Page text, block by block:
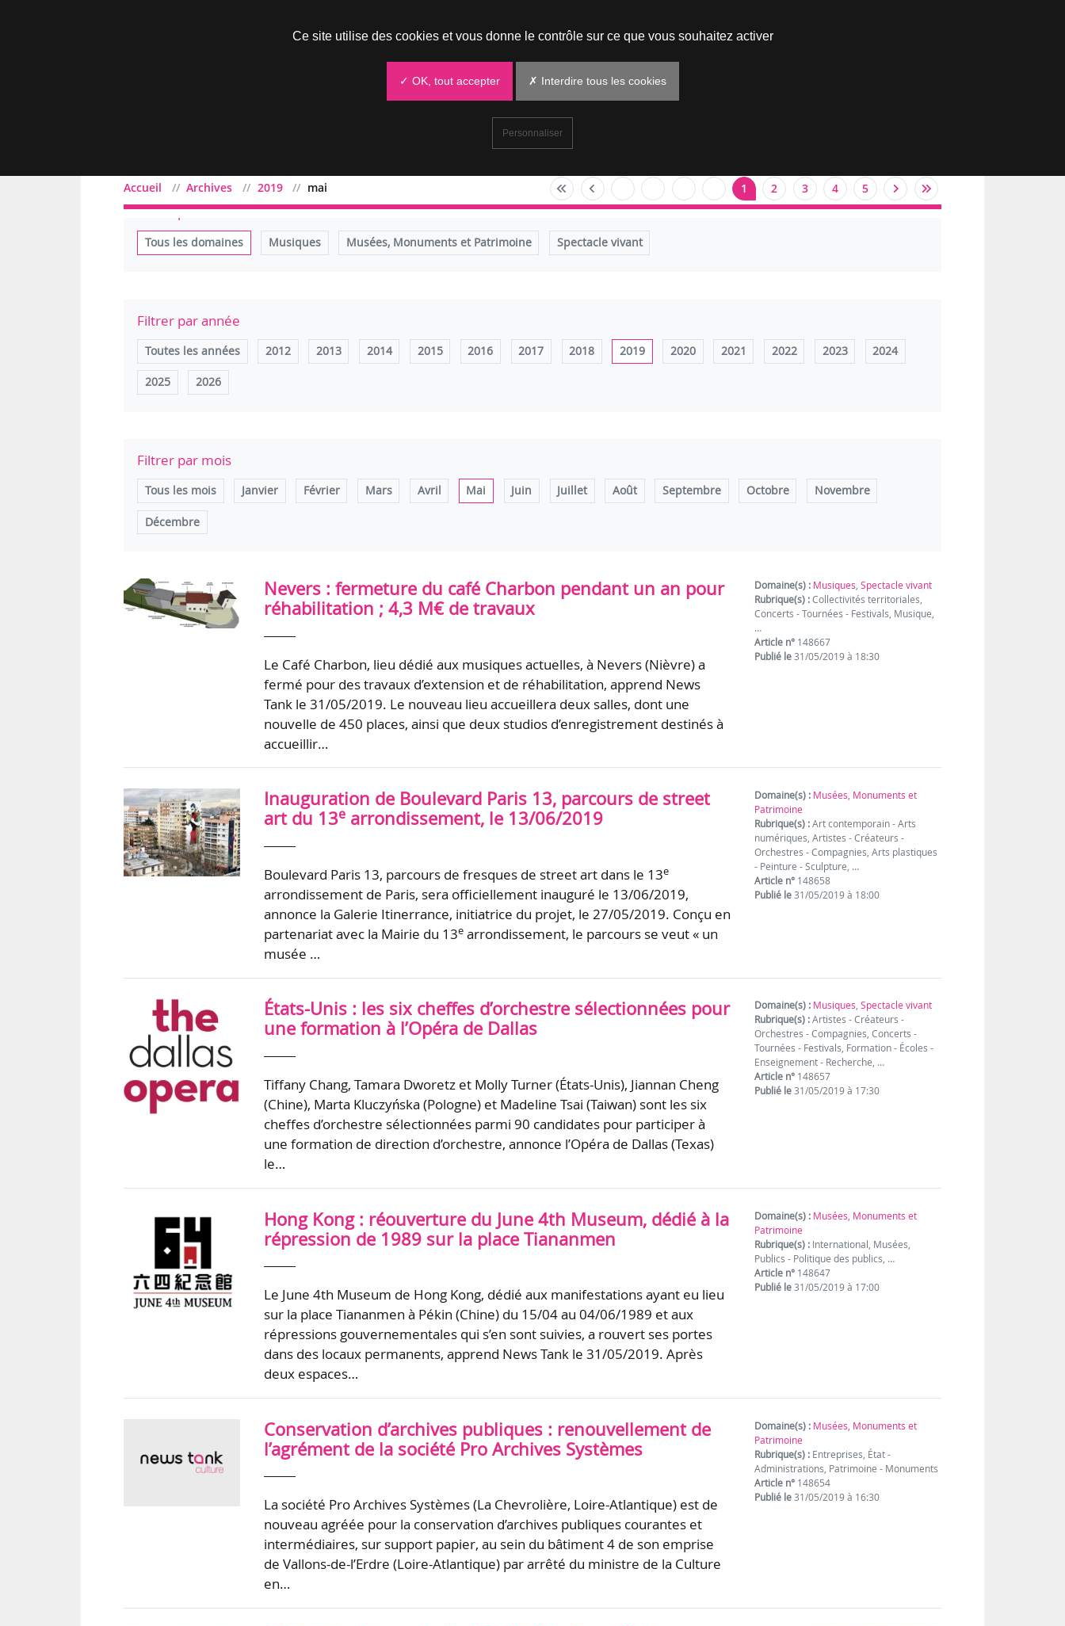
Accueil Archives 2019 mai 1 2 3 4 5
Filtrer par domaine
Tous les domaines Musiques Musées, Monuments et Patrimoine Spectacle vivant
Filtrer par année
Toutes les années 2012 2013 2014 2015 2016 2017 2018 2019 2020 2021 2022 2023 2024
2025 2026
Filtrer par mois
Tous les mois Janvier Février Mars Avril Mai Juin Juillet Août Septembre Octobre Novembre
Décembre
Nevers : fermeture du café Charbon pendant un an pour
réhabilitation ; 4,3 M€ de travaux
Le Café Charbon, lieu dédié aux musiques actuelles, à Nevers (Nièvre) a
fermé pour des travaux d’extension et de réhabilitation, apprend News
Tank le 31/05/2019. Le nouveau lieu accueillera deux salles, dont une
nouvelle de 450 places, ainsi que deux studios d’enregistrement destinés à
accueillir…
Domaine(s) : Musiques,Spectacle vivant
Rubrique(s) :Collectivités territoriales,
Concerts - Tournées - Festivals, Musique,
…
Article n° 148667
Publié le31/05/2019 à 18:30
Inauguration de Boulevard Paris 13, parcours de street
art du 13e arrondissement, le 13/06/2019
Boulevard Paris 13, parcours de fresques de street art dans le 13e
arrondissement de Paris, sera officiellement inauguré le 13/06/2019,
annonce la Galerie Itinerrance, initiatrice du projet, le 27/05/2019. Conçu en
partenariat avec la Mairie du 13e arrondissement, le parcours se veut « un
musée …
Domaine(s) : Musées, Monuments et
Patrimoine
Rubrique(s) :Art contemporain - Arts
numériques, Artistes - Créateurs -
Orchestres - Compagnies, Arts plastiques
- Peinture - Sculpture, …
Article n° 148658
Publié le31/05/2019 à 18:00
États-Unis : les six cheffes d’orchestre sélectionnées pour
une formation à l’Opéra de Dallas
Tiffany Chang, Tamara Dworetz et Molly Turner (États-Unis), Jiannan Cheng
(Chine), Marta Kluczyńska (Pologne) et Madeline Tsai (Taiwan) sont les six
cheffes d’orchestre sélectionnées parmi 90 candidates pour participer à
une formation de direction d’orchestre, annonce l’Opéra de Dallas (Texas)
le…
Domaine(s) : Musiques,Spectacle vivant
Rubrique(s) :Artistes - Créateurs -
Orchestres - Compagnies, Concerts -
Tournées - Festivals, Formation - Écoles -
Enseignement - Recherche, …
Article n° 148657
Publié le31/05/2019 à 17:30
Hong Kong : réouverture du June 4th Museum, dédié à la
répression de 1989 sur la place Tiananmen
Le June 4th Museum de Hong Kong, dédié aux manifestations ayant eu lieu
sur la place Tiananmen à Pékin (Chine) du 15/04 au 04/06/1989 et aux
répressions gouvernementales qui s’en sont suivies, a rouvert ses portes
dans des locaux permanents, apprend News Tank le 31/05/2019. Après
deux espaces…
Domaine(s) : Musées, Monuments et
Patrimoine
Rubrique(s) : International, Musées,
Publics - Politique des publics, …
Article n° 148647
Publié le31/05/2019 à 17:00
Conservation d’archives publiques : renouvellement de
l’agrément de la société Pro Archives Systèmes
La société Pro Archives Systèmes (La Chevrolière, Loire-Atlantique) est de
nouveau agréée pour la conservation d’archives publiques courantes et
intermédiaires, sur support papier, au sein du bâtiment 4 de son emprise
de Vallons-de-l’Erdre (Loire-Atlantique) par arrêté du ministre de la Culture
en…
Domaine(s) : Musées, Monuments et
Patrimoine
Rubrique(s) : Entreprises, État -
Administrations, Patrimoine - Monuments
Article n° 148654
Publié le31/05/2019 à 16:30
Ce site utilise des cookies et vous donne le contrôle sur ce que vous souhaitez activer
✓ OK, tout accepter ✗ Interdire tous les cookies
Personnaliser